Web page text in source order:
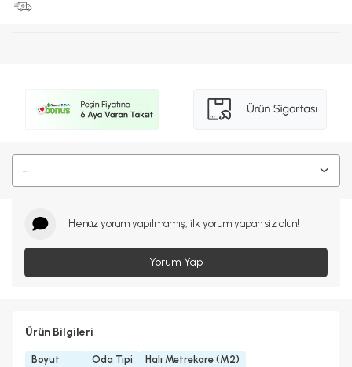
-
Henüz yorum yapılmamış, ilk yorum yapan siz olun!
Yorum Yap
Ürün Bilgileri
Boyut
Oda Tipi
Halı Metrekare (M2)